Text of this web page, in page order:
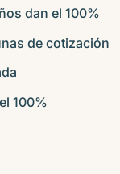
dan el 100%
de cotización
100%